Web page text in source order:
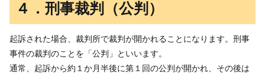
４．刑事裁判（公判）
起訴された場合、裁判所で裁判が開かれることになります。刑事
事件の裁判のことを「公判」といいます。
通常、起訴から約１か月半後に第１回の公判が開かれ、その後は